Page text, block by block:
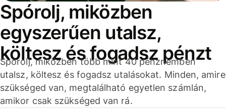
Spórolj, miközben
egyszerűen utalsz,
költesz és fogadsz pénzt
Spórolj, miközben több mint 40 pénznemben
utalsz, költesz és fogadsz utalásokat. Minden, amire
szükséged van, megtalálható egyetlen számlán,
amikor csak szükséged van rá.